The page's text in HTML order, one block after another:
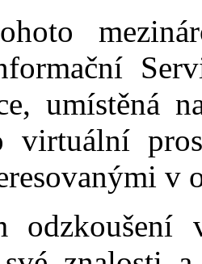
umístěná
virtuální
v
odzkoušení